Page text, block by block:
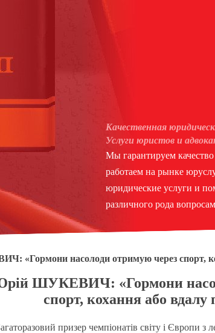
Качественная
Услуги юристов и
Мы гарантируем
работаем на рынке
юридические услуги и
различного рода
«Гормони насолоди отримую через спорт,
ШУКЕВИЧ: «Гормони
спорт, кохання або вдалу
призер чемпіонатів світу і Європи з